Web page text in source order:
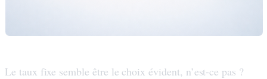
Le taux fixe semble être le choix évident, n’est-ce pas ?